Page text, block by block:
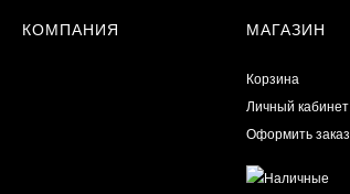
КОМПАНИЯ МАГАЗИН
Корзина
Личный кабинет
Оформить заказ